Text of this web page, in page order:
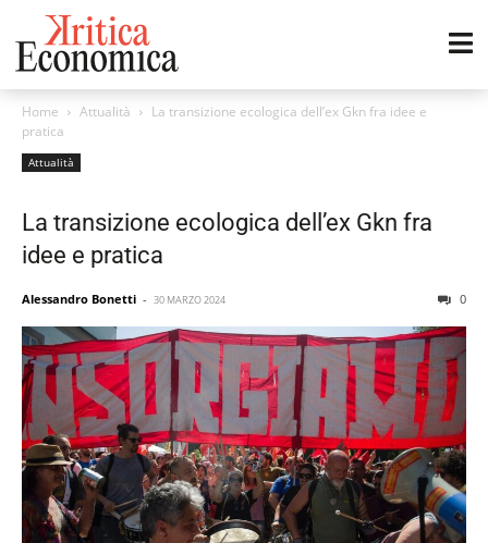
Home Attualità
La transizione ecologica dell’ex Gkn fra idee e
pratica
Attualità
La transizione ecologica dell’ex Gkn fra
idee e pratica
Alessandro Bonetti - 30 MARZO 2024 0